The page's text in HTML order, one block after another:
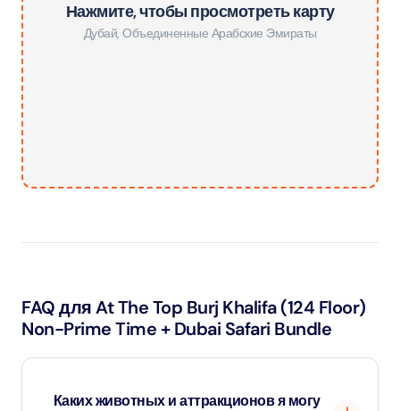
Нажмите, чтобы просмотреть карту
Дубай, Объединенные Арабские Эмираты
FAQ для At The Top Burj Khalifa (124 Floor)
Non-Prime Time + Dubai Safari Bundle
Каких животных и аттракционов я могу